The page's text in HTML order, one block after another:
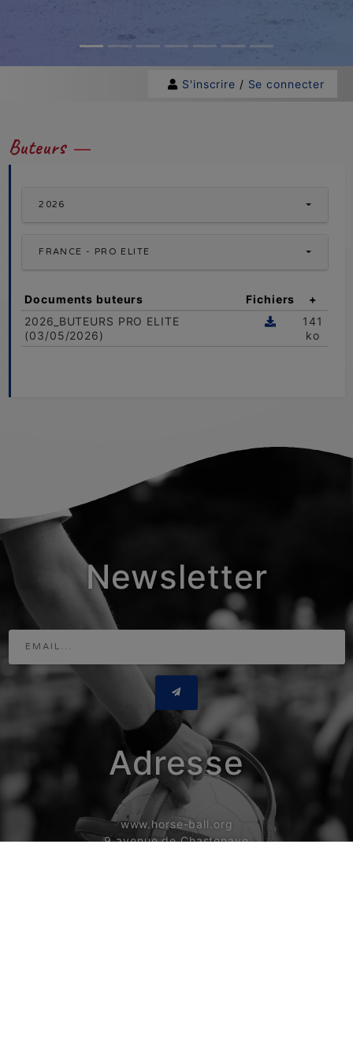
S'inscrire / Se connecter
Buteurs
2026
FRANCE - PRO ELITE
Documents buteurs Fichiers
+
2026_BUTEURS PRO ELITE
(03/05/2026)
141
ko
Newsletter
Adresse
www.horse-ball.org
9 avenue de Chastenaye